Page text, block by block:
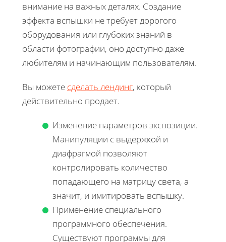
внимание на важных деталях. Создание
эффекта вспышки не требует дорогого
оборудования или глубоких знаний в
области фотографии, оно доступно даже
любителям и начинающим пользователям.
Вы можете сделать лендинг, который
действительно продает.
Изменение параметров экспозиции.
Манипуляции с выдержкой и
диафрагмой позволяют
контролировать количество
попадающего на матрицу света, а
значит, и имитировать вспышку.
Применение специального
программного обеспечения.
Существуют программы для